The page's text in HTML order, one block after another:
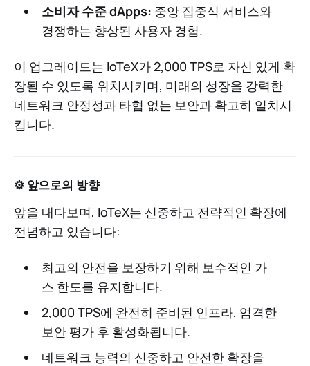
소비자 수준 dApps: 중앙 집중식 서비스와
경쟁하는 향상된 사용자 경험.
이 업그레이드는 IoTeX가 2,000 TPS로 자신 있게 확
장될 수 있도록 위치시키며, 미래의 성장을 강력한
네트워크 안정성과 타협 없는 보안과 확고히 일치시
킵니다.
⚙️ 앞으로의 방향
앞을 내다보며, IoTeX는 신중하고 전략적인 확장에
전념하고 있습니다:
최고의 안전을 보장하기 위해 보수적인 가
스 한도를 유지합니다.
2,000 TPS에 완전히 준비된 인프라, 엄격한
보안 평가 후 활성화됩니다.
네트워크 능력의 신중하고 안전한 확장을